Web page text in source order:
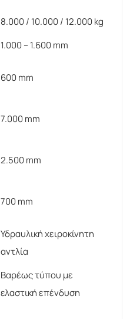
8.000 / 10.000 / 12.000 kg
1.000 – 1.600 mm
600 mm
7.000 mm
2.500 mm
700 mm
Υδραυλική χειροκίνητη
αντλία
Βαρέως τύπου με
ελαστική επένδυση